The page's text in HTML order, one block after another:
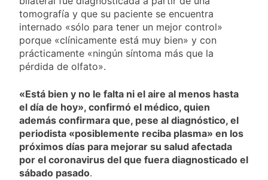
tomografía y que su paciente se encuentra
internado «sólo para tener un mejor control»
porque «clínicamente está muy bien» y con
prácticamente «ningún síntoma más que la
pérdida de olfato».
«Está bien y no le falta ni el aire al menos hasta
el día de hoy», confirmó el médico, quien
además confirmara que, pese al diagnóstico, el
periodista «posiblemente reciba plasma» en los
próximos días para mejorar su salud afectada
por el coronavirus del que fuera diagnosticado el
sábado pasado.